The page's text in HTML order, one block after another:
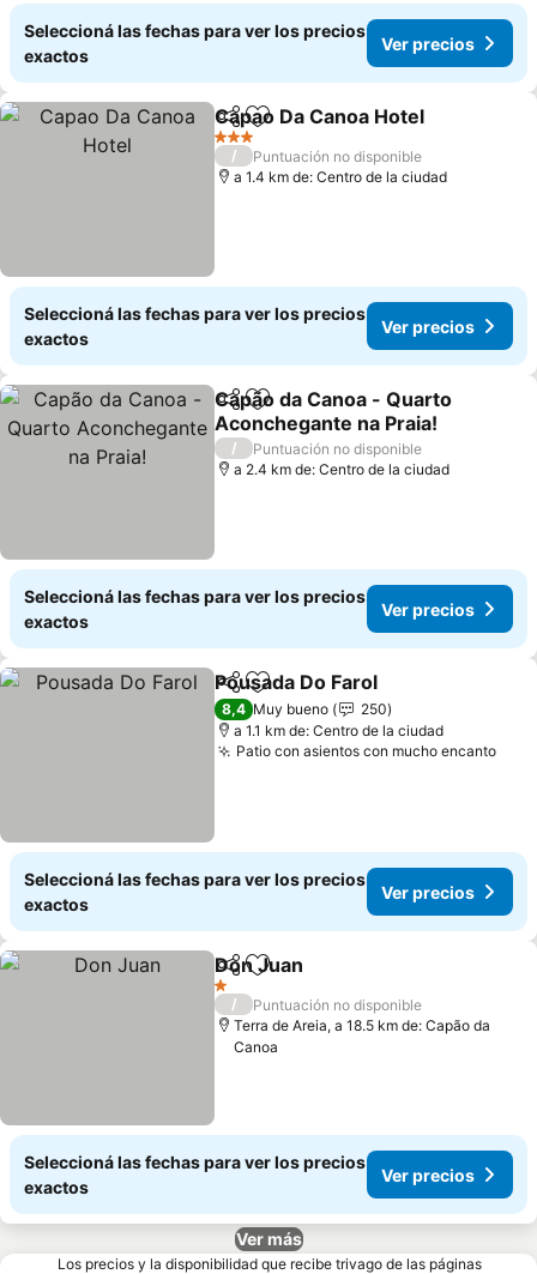
Seleccioná las fechas para ver los precios
exactos
Ver precios
CompartirAñadir a favoritos
Capao Da Canoa Hotel
3 Estrellas
/
Puntuación no disponible
a 1.4 km de: Centro de la ciudad
Seleccioná las fechas para ver los precios
exactos
Ver precios
CompartirAñadir a favoritos
Capão da Canoa - Quarto
Aconchegante na Praia!
/
Puntuación no disponible
a 2.4 km de: Centro de la ciudad
Seleccioná las fechas para ver los precios
exactos
Ver precios
CompartirAñadir a favoritos
Pousada Do Farol
8,4 Muy bueno
250
a 1.1 km de: Centro de la ciudad
Patio con asientos con mucho encanto
Seleccioná las fechas para ver los precios
exactos
Ver precios
CompartirAñadir a favoritos
Don Juan
1 Estrellas
/
Puntuación no disponible
Terra de Areia, a 18.5 km de: Capão da
Canoa
Seleccioná las fechas para ver los precios
exactos
Ver precios
Ver más
Los precios y la disponibilidad que recibe trivago de las páginas